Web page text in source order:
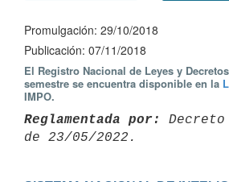
Promulgación: 29/10/2018
Publicación: 07/11/2018
El Registro Nacional de Leyes y
semestre se encuentra disponible en la
IMPO.
Reglamentada por: Decreto